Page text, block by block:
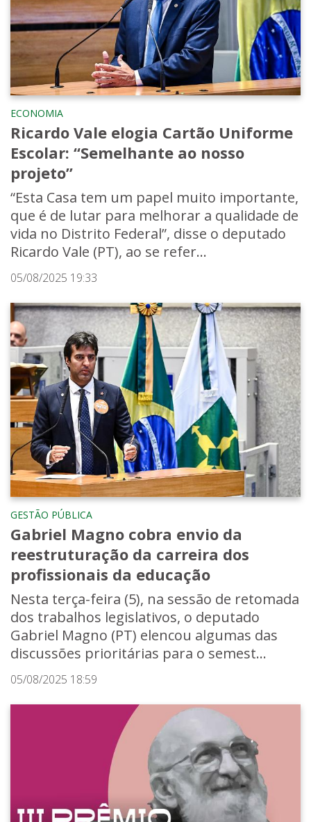
ECONOMIA
Ricardo Vale elogia Cartão Uniforme
Escolar: “Semelhante ao nosso
projeto”
“Esta Casa tem um papel muito importante,
que é de lutar para melhorar a qualidade de
vida no Distrito Federal”, disse o deputado
Ricardo Vale (PT), ao se refer...
05/08/2025 19:33
GESTÃO PÚBLICA
Gabriel Magno cobra envio da
reestruturação da carreira dos
profissionais da educação
Nesta terça-feira (5), na sessão de retomada
dos trabalhos legislativos, o deputado
Gabriel Magno (PT) elencou algumas das
discussões prioritárias para o semest...
05/08/2025 18:59